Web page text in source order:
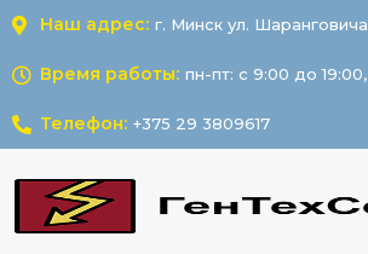
Наш адрес: г. Минск ул. Шаранговича
Время работы: пн-пт: с 9:00 до
Телефон: +375 29 3809617